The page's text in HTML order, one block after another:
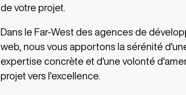
de votre projet.
Dans le Far-West des agences de
web, nous vous apportons la sérénité
expertise concrète et d'une volonté
projet vers l'excellence.